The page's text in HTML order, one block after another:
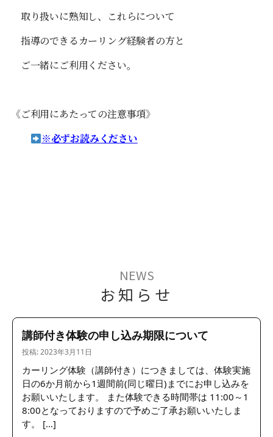
取り扱いに熟知し、これらについて
指導のできるカーリング経験者の方と
ご一緒にご利用ください。
《ご利用にあたっての注意事項》
※必ずお読みください
NEWS
お知らせ
講師付き体験の申し込み期限について
投稿: 2023年3月11日
カーリング体験（講師付き）につきましては、体験実施
日の6か月前から1週間前(同じ曜日)までにお申し込みを
お願いいたします。 また体験できる時間帯は 11:00～1
8:00となっておりますので予めご了承お願いいたしま
す。 […]